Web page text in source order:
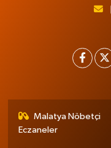
Malatya Nöbetçi
Eczaneler